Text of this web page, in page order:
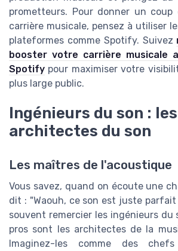
prometteurs. Pour donner un
carrière musicale, pensez à utiliser
plateformes comme Spotify. Suivez
booster votre carrière musicale
Spotify pour maximiser votre
plus large public.
Ingénieurs du son : les
architectes du son
Les maîtres de l'acoustique
Vous savez, quand on écoute une
dit : "Waouh, ce son est juste parfait
souvent remercier les ingénieurs du
pros sont les architectes de la
Imaginez-les comme des